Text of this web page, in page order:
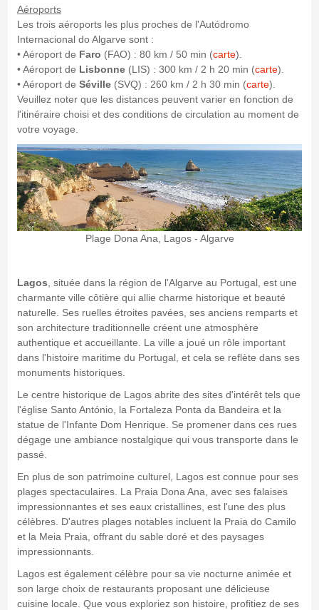
Aéroports
Les trois aéroports les plus proches de l'Autódromo
Internacional do Algarve sont :
• Aéroport de Faro (FAO) : 80 km / 50 min (carte).
• Aéroport de Lisbonne(LIS) : 300 km / 2 h 20 min (carte).
• Aéroport de Séville(SVQ) : 260 km / 2 h 30 min (carte).
Veuillez noter que les distances peuvent varier en fonction de
l'itinéraire choisi et des conditions de circulation au moment de
votre voyage.
Plage Dona Ana, Lagos - Algarve
Lagos , située dans la région de l'Algarve au Portugal, est une
charmante ville côtière qui allie charme historique et beauté
naturelle. Ses ruelles étroites pavées, ses anciens remparts et
son architecture traditionnelle créent une atmosphère
authentique et accueillante. La ville a joué un rôle important
dans l'histoire maritime du Portugal, et cela se reflète dans ses
monuments historiques.
Le centre historique de Lagos abrite des sites d'intérêt tels que
l'église Santo António, la Fortaleza Ponta da Bandeira et la
statue de l'Infante Dom Henrique. Se promener dans ces rues
dégage une ambiance nostalgique qui vous transporte dans le
passé.
En plus de son patrimoine culturel, Lagos est connue pour ses
plages spectaculaires. La Praia Dona Ana, avec ses falaises
impressionnantes et ses eaux cristallines, est l'une des plus
célèbres. D'autres plages notables incluent la Praia do Camilo
et la Meia Praia, offrant du sable doré et des paysages
impressionnants.
Lagos est également célèbre pour sa vie nocturne animée et
son large choix de restaurants proposant une délicieuse
cuisine locale. Que vous exploriez son histoire, profitiez de ses